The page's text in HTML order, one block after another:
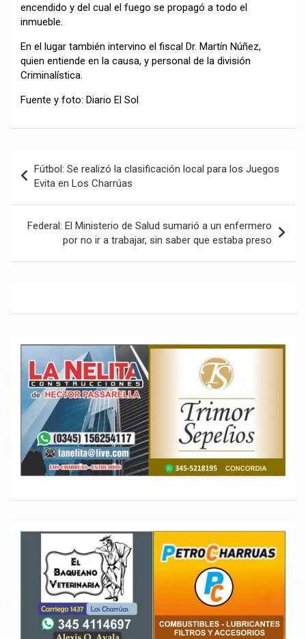
encendido y del cual el fuego se propagó a todo el
inmueble.
En el lugar también intervino el fiscal Dr. Martín Núñez,
quien entiende en la causa, y personal de la división
Criminalística.
Fuente y foto: Diario El Sol
de
entradas
Fútbol: Se realizó la clasificación local para los Juegos
Evita en Los Charrúas
Federal: El Ministerio de Salud sumarió a un enfermero
por no ir a trabajar, sin saber que estaba preso